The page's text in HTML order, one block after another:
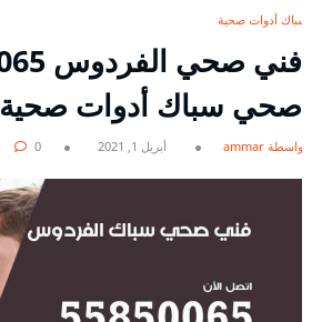
سباك أدوات صحية
صحي سباك أدوات صحية
بواسطة ammar أبريل 1, 2021 0